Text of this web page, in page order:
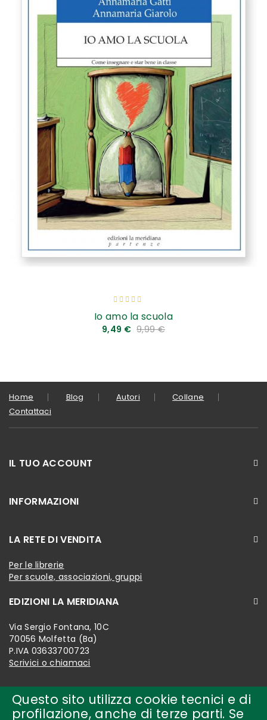
Questo sito utilizza cookie tecnici e di
profilazione, anche di terze parti. Se
Valutazione:
Io amo la scuola
9,49 € 9,99 €
Home Blog Autori
Collane
Contattaci
IL TUO ACCOUNT
INFORMAZIONI
LA RETE DI VENDITA
Per le librerie
Per scuole, associazioni, gruppi
EDIZIONI LA MERIDIANA
Via Sergio Fontana, 10C
70056 Molfetta (Ba)
P.IVA 03633700723
Scrivici o chiamaci